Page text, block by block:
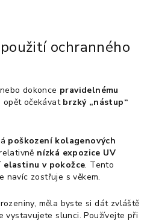
ochranného
dokonce pravidelnému
opět očekávat brzký „nástup“
poškození kolagenových
nízká expozice UV
elastinu v pokožce. Tento
navíc zostřuje s věkem.
měla byste si dát zvláště
vystavujete slunci. Používejte při